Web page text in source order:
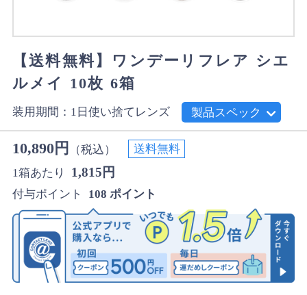
【送料無料】ワンデーリフレア シエ
ルメイ 10枚 6箱
装用期間：1日使い捨てレンズ 製品スペック
10,890円 （税込）
送料無料
1箱あたり
1,815円
付与ポイント 108 ポイント